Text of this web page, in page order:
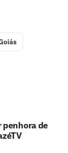
penhora de